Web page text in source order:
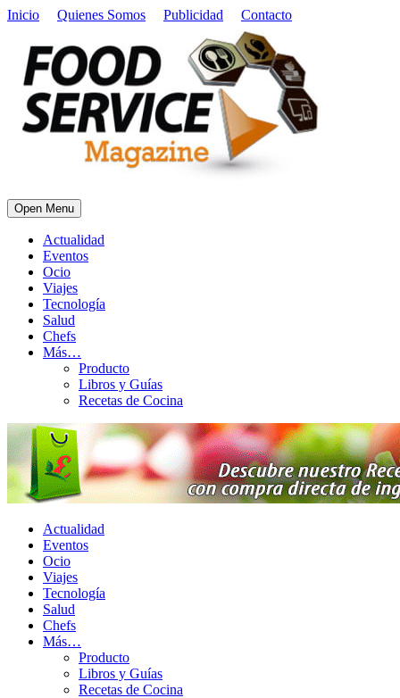
Inicio Quienes Somos Publicidad Contacto
Open Menu
Actualidad
Eventos
Ocio
Viajes
Tecnología
Salud
Chefs
Más…
Producto
Libros y Guías
Recetas de Cocina
Actualidad
Eventos
Ocio
Viajes
Tecnología
Salud
Chefs
Más…
Producto
Libros y Guías
Recetas de Cocina